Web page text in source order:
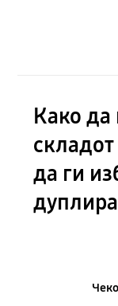
Како да
складот
да ги